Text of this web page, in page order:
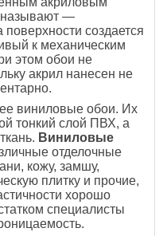
называют —
создается
к механическим
этом обои не
акрил нанесен не
виниловые обои. Их
тонкий слой ПВХ, а
Виниловые
отделочные
кожу, замшу,
плитку и прочие,
хорошо
специалисты